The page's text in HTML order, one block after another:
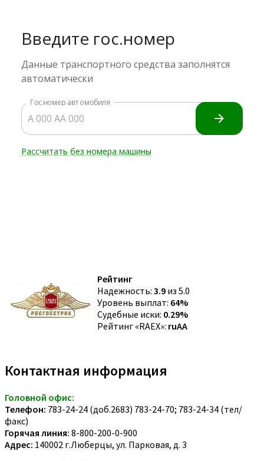
Рейтинг
Надежность: 3.9 из 5.0
Уровень выплат: 64%
Судебные иски: 0.29%
Рейтинг «RAEX»: ruAA
Контактная информация
Головной офис:
Телефон: 783-24-24 (доб.2683) 783-24-70; 783-24-34 (тел/
факс)
Горячая линия: 8-800-200-0-900
Адрес: 140002 г.Люберцы, ул. Парковая, д. 3